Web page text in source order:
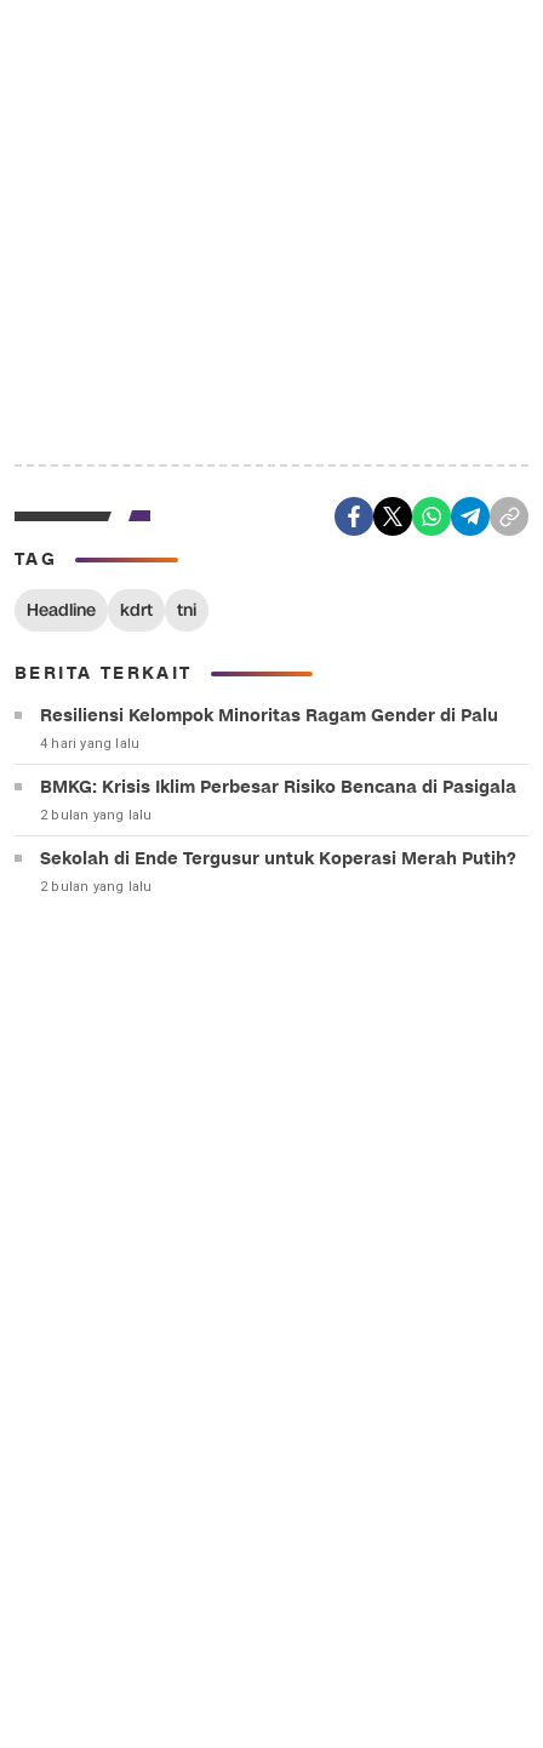
TAG
Headline kdrt tni
BERITA TERKAIT
Resiliensi Kelompok Minoritas Ragam Gender di Palu
4 hari yang lalu
BMKG: Krisis Iklim Perbesar Risiko Bencana di Pasigala
2 bulan yang lalu
Sekolah di Ende Tergusur untuk Koperasi Merah Putih?
2 bulan yang lalu